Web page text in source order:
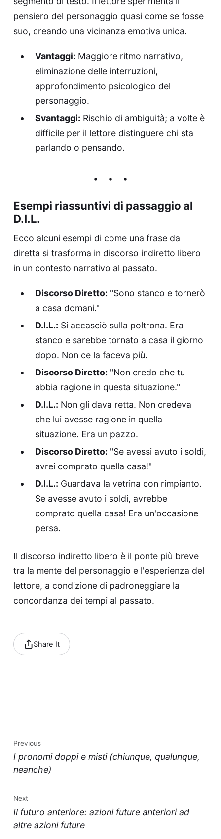
pensiero del personaggio quasi come se fosse
suo, creando una vicinanza emotiva unica.
Vantaggi: Maggiore ritmo narrativo,
eliminazione delle interruzioni,
approfondimento psicologico del
personaggio.
Svantaggi: Rischio di ambiguità; a volte è
difficile per il lettore distinguere chi sta
parlando o pensando.
Esempi riassuntivi di passaggio al
D.I.L.
Ecco alcuni esempi di come una frase da
diretta si trasforma in discorso indiretto libero
in un contesto narrativo al passato.
Discorso Diretto: "Sono stanco e tornerò
a casa domani."
D.I.L.: Si accasciò sulla poltrona. Era
stanco e sarebbe tornato a casa il giorno
dopo. Non ce la faceva più.
Discorso Diretto: "Non credo che tu
abbia ragione in questa situazione."
D.I.L.: Non gli dava retta. Non credeva
che lui avesse ragione in quella
situazione. Era un pazzo.
Discorso Diretto: "Se avessi avuto i soldi,
avrei comprato quella casa!"
D.I.L.: Guardava la vetrina con rimpianto.
Se avesse avuto i soldi, avrebbe
comprato quella casa! Era un'occasione
persa.
Il discorso indiretto libero è il ponte più breve
tra la mente del personaggio e l'esperienza del
lettore, a condizione di padroneggiare la
concordanza dei tempi al passato.
Share It
Previous
I pronomi doppi e misti (chiunque, qualunque,
neanche)
Next
Il futuro anteriore: azioni future anteriori ad
altre azioni future